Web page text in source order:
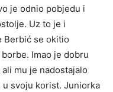
je odnio pobjedu i
Uz to je i
Berbić se okitio
Imao je dobru
mu je nadostajalo
svoju korist. Juniorka